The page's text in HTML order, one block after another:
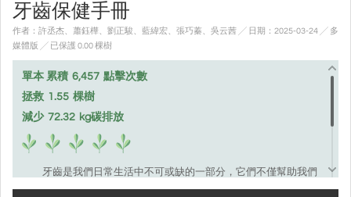
牙齒保健手冊
作者：許丞杰、蕭鈺樺、劉正駿、藍緯宏、張巧蓁、吳云茜 ╱ 日期：2025-03-24 ╱ 多
媒體版 ╱ 已保護 0.00 棵樹
單本 累積 6,457 點擊次數
拯救 1.55 棵樹
減少 72.32 kg碳排放
牙齒是我們日常生活中不可或缺的一部分，它們不僅幫助我們
咀嚼食物，還在與他人交往時扮演著重要角色。保持牙齒健康，不